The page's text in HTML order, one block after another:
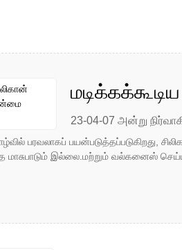
23-04-07 அன்று
பரவலாகப் பயன்படுத்தப்படுகிறது,
மாசுபாடும் இல்லை.மற்றும் வல்கனைஸ்